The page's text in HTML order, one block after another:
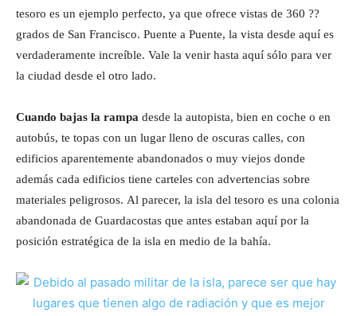
tesoro es un ejemplo perfecto, ya que ofrece vistas de 360 ??
grados de San Francisco. Puente a Puente, la vista desde aquí es
verdaderamente increíble. Vale la venir hasta aquí sólo para ver
la ciudad desde el otro lado.
Cuando bajas la rampa desde la autopista, bien en coche o en
autobús, te topas con un lugar lleno de oscuras calles, con
edificios aparentemente abandonados o muy viejos donde
además cada edificios tiene carteles con advertencias sobre
materiales peligrosos. Al parecer, la isla del tesoro es una colonia
abandonada de Guardacostas que antes estaban aquí por la
posición estratégica de la isla en medio de la bahía.